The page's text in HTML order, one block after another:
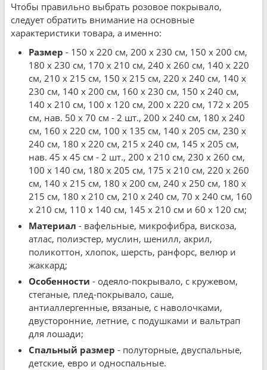
Чтобы правильно выбрать розовое покрывало,
следует обратить внимание на основные
характеристики товара, а именно:
Размер - 150 x 220 см, 200 x 230 см, 150 x 200 см,
180 x 230 см, 170 x 210 см, 240 x 260 см, 140 x 220
см, 210 x 215 см, 150 x 215 см, 220 x 240 см, 140 x
230 см, 140 x 200 см, 160 x 230 см, 150 x 240 см,
140 x 210 см, 100 x 120 см, 200 x 220 см, 172 x 205
см, нав. 50 x 70 см - 2 шт., 200 x 240 см, 180 x 240
см, 160 x 220 см, 100 x 135 см, 140 x 205 см, 230 x
240 см, 180 x 220 см, 215 x 240 см, 145 x 205 см,
нав. 45 x 45 см - 2 шт., 200 x 210 см, 230 x 260 см,
100 x 140 см, 180 x 205 см, 175 x 210 см, 220 x 260
см, 140 x 215 см, 180 x 200 см, 240 x 250 см, 180 x
215 см, 180 x 210 см, 210 x 240 см, 70 x 240 см, 160
x 210 см, 110 x 140 см, 145 x 210 см и 60 x 120 см;
Материал - вафельные, микрофибра, вискоза,
атлас, полиэстер, муслин, шенилл, акрил,
поликоттон, хлопок, шерсть, ранфорс, велюр и
жаккард;
Особенности - одеяло-покрывало, с кружевом,
стеганые, плед-покрывало, саше,
антиаллергенные, вязаные, с наволочками,
двусторонние, летние, с подушками и вальтрап
для лошади;
Спальный размер - полуторные, двуспальные,
детские, евро и односпальные.